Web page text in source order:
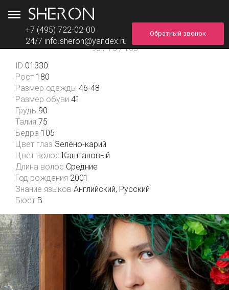
Обратный звонок
+7 (495) 722-02-00
24/7 info.sheron@yandex.ru
Елена
90 / 75 / 105
ID 01330
Рост 180
Размер одежды 46-48
Размер обуви 41
Грудь 90
Талия 75
Бедра 105
Цвет глаз Зелёно-карий
Цвет волос Каштановый
Длина волос Средние
Год рождения 2001
Знание языков Английский, Русский
Бюст В